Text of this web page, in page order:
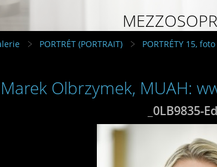
PORTRÉT (PORTRAIT) PORTRÉTY 15,
Marek Olbrzymek, MUAH:
_0LB9835-